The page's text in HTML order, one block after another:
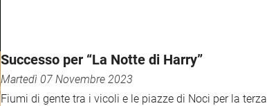
Successo per “La Notte di Harry”
Martedì 07 Novembre 2023
Fiumi di gente tra i vicoli e le piazze di Noci per la terza